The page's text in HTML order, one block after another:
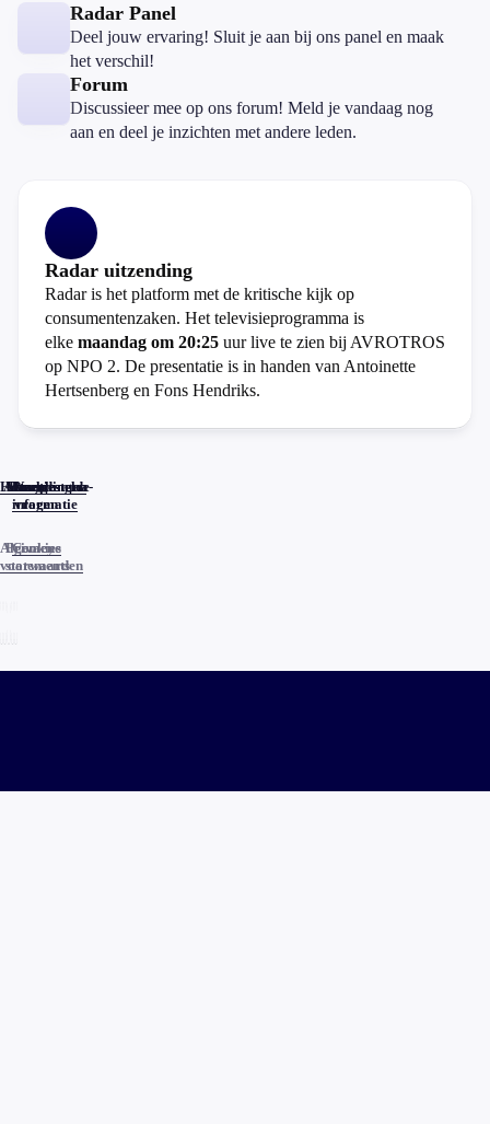
Radar Panel
Deel jouw ervaring! Sluit je aan bij ons panel en maak
het verschil!
Forum
Discussieer mee op ons forum! Meld je vandaag nog
aan en deel je inzichten met andere leden.
Radar uitzending
Radar is het platform met de kritische kijk op
consumentenzaken. Het televisieprogramma is
elke maandag om 20:25 uur live te zien bij AVROTROS
op NPO 2. De presentatie is in handen van Antoinette
Hertsenberg en Fons Hendriks.
Home
Actueel
Uitzendingen
Reacties
Programma-
informatie
Veelgestelde
vragen
Algemene
voorwaarden
Privacy
statements
Cookies